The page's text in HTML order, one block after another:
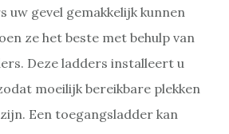
uw gevel gemakkelijk kunnen
ze het beste met behulp van
Deze ladders installeert u
moeilijk bereikbare plekken
Een toegangsladder kan